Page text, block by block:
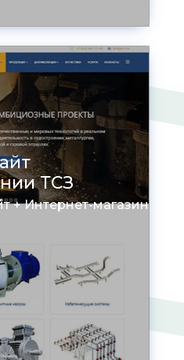
ТСЗ
+ Интернет-магазин